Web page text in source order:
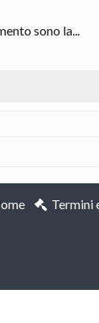
sono la...
Termini